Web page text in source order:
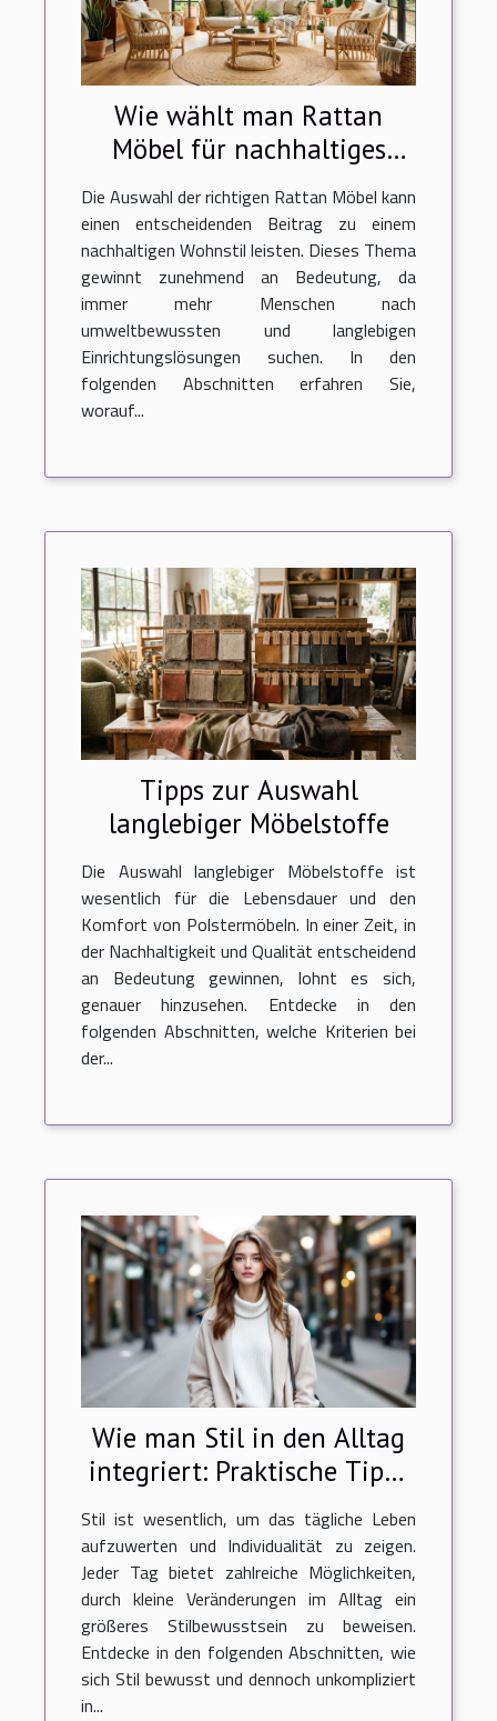
Wie wählt man Rattan
Möbel für nachhaltiges
Wohnen?
Die Auswahl der richtigen Rattan Möbel kann
einen entscheidenden Beitrag zu einem
nachhaltigen Wohnstil leisten. Dieses Thema
gewinnt zunehmend an Bedeutung, da
immer mehr Menschen nach
umweltbewussten und langlebigen
Einrichtungslösungen suchen. In den
folgenden Abschnitten erfahren Sie,
worauf...
Tipps zur Auswahl
langlebiger Möbelstoffe
Die Auswahl langlebiger Möbelstoffe ist
wesentlich für die Lebensdauer und den
Komfort von Polstermöbeln. In einer Zeit, in
der Nachhaltigkeit und Qualität entscheidend
an Bedeutung gewinnen, lohnt es sich,
genauer hinzusehen. Entdecke in den
folgenden Abschnitten, welche Kriterien bei
der...
Wie man Stil in den Alltag
integriert: Praktische Tipps
für jeden Tag
Stil ist wesentlich, um das tägliche Leben
aufzuwerten und Individualität zu zeigen.
Jeder Tag bietet zahlreiche Möglichkeiten,
durch kleine Veränderungen im Alltag ein
größeres Stilbewusstsein zu beweisen.
Entdecke in den folgenden Abschnitten, wie
sich Stil bewusst und dennoch unkompliziert
in...